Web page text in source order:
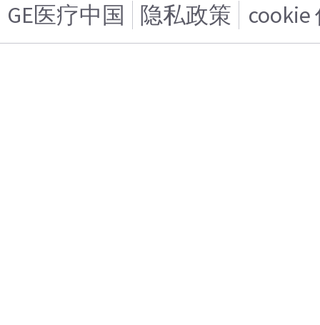
GE医疗中国 隐私政策 cookie